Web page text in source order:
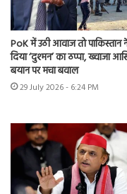
PoK में उठी आवाज तो पाकिस्तान
दिया ‘दुश्मन’ का ठप्पा, ख्वाजा
बयान पर मचा बवाल
29 July 2026 - 6:24 PM